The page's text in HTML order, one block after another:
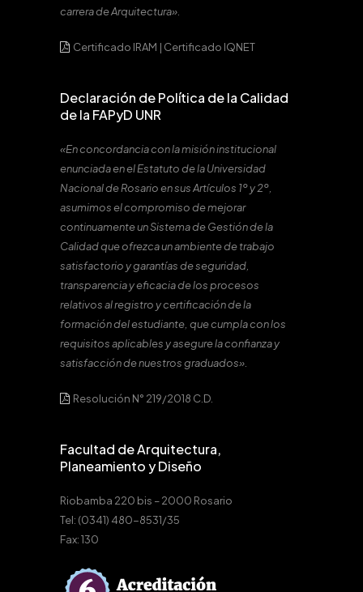
carrera de Arquitectura».
Certificado IRAM | Certificado IQNET
Declaración de Política de la Calidad
de la FAPyD UNR
«En concordancia con la misión institucional
enunciada en el Estatuto de la Universidad
Nacional de Rosario en sus Artículos 1º y 2º,
asumimos el compromiso de mejorar
continuamente un Sistema de Gestión de la
Calidad que ofrezca un ambiente de trabajo
satisfactorio y garantías de seguridad,
transparencia y eficacia de los procesos
relativos al registro y certificación de la
formación del estudiante, que cumpla con los
requisitos aplicables y asegure la confianza y
satisfacción de nuestros graduados».
Resolución N° 219/2018 C.D.
Facultad de Arquitectura,
Planeamiento y Diseño
Riobamba 220 bis – 2000 Rosario
Tel: (0341) 480-8531/35
Fax: 130